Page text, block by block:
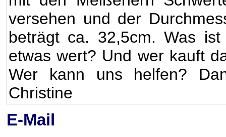
versehen und der
beträgt ca. 32,5cm. Was ist
etwas wert? Und wer kauft
Wer kann uns helfen?
Christine
E-Mail